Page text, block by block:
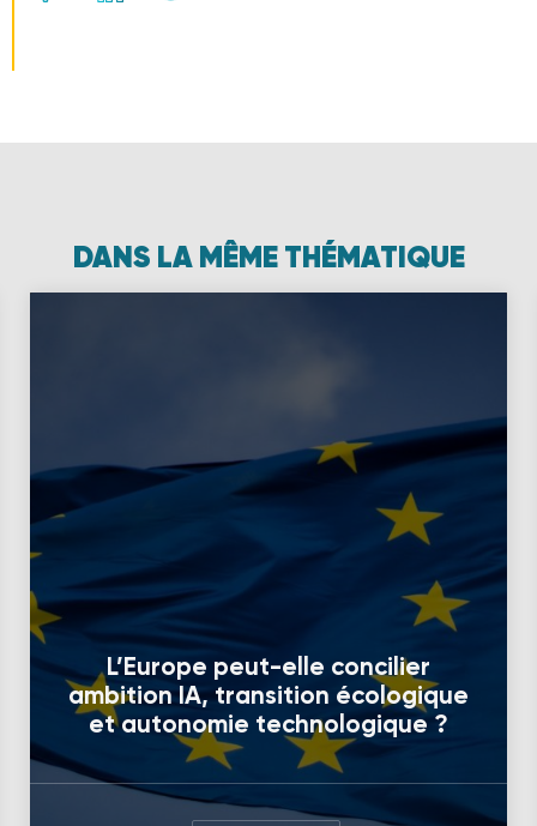
DANS LA MÊME THÉMATIQUE
L’Europe peut-elle concilier
ambition IA, transition écologique
et autonomie technologique ?